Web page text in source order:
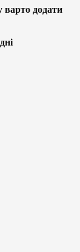
варто додати